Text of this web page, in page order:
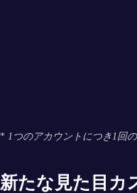
* 1つのアカウントにつき1回
新たな見た目カ